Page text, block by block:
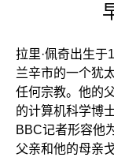
拉里·佩奇出生于
兰辛市的一个犹
任何宗教。他的
的计算机科学博
BBC记者形容他
父亲和他的母亲